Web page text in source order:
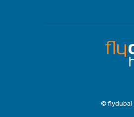
© flydubai